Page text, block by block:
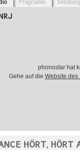
Programm
phonostar hat
Gehe auf die Website des
HÖRT, HÖRT